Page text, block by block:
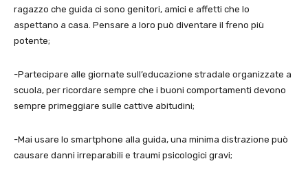
ragazzo che guida ci sono genitori, amici e affetti che lo
aspettano a casa. Pensare a loro può diventare il freno più
potente;
-Partecipare alle giornate sull’educazione stradale organizzate a
scuola, per ricordare sempre che i buoni comportamenti devono
sempre primeggiare sulle cattive abitudini;
-Mai usare lo smartphone alla guida, una minima distrazione può
causare danni irreparabili e traumi psicologici gravi;